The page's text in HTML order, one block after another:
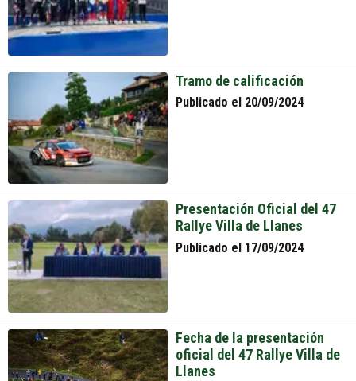
Tramo de calificación
Publicado el 20/09/2024
Presentación Oficial del 47
Rallye Villa de Llanes
Publicado el 17/09/2024
Fecha de la presentación
oficial del 47 Rallye Villa de
Llanes